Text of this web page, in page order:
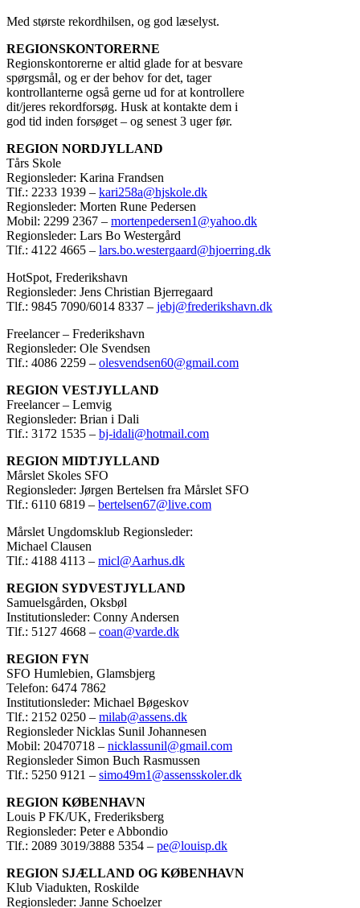
Med største rekordhilsen, og god læselyst.
REGIONSKONTORERNE
Regionskontorerne er altid glade for at besvare
spørgsmål, og er der behov for det, tager
kontrollanterne også gerne ud for at kontrollere
dit/jeres rekordforsøg. Husk at kontakte dem i
god tid inden forsøget – og senest 3 uger før.
REGION NORDJYLLAND
Tårs Skole
Regionsleder: Karina Frandsen
Tlf.: 2233 1939 – kari258a@hjskole.dk
Regionsleder: Morten Rune Pedersen
Mobil: 2299 2367 – mortenpedersen1@yahoo.dk
Regionsleder: Lars Bo Westergård
Tlf.: 4122 4665 – lars.bo.westergaard@hjoerring.dk
HotSpot, Frederikshavn
Regionsleder: Jens Christian Bjerregaard
Tlf.: 9845 7090/6014 8337 – jebj@frederikshavn.dk
Freelancer – Frederikshavn
Regionsleder: Ole Svendsen
Tlf.: 4086 2259 – olesvendsen60@gmail.com
REGION VESTJYLLAND
Freelancer – Lemvig
Regionsleder: Brian i Dali
Tlf.: 3172 1535 – bj-idali@hotmail.com
REGION MIDTJYLLAND
Mårslet Skoles SFO
Regionsleder: Jørgen Bertelsen fra Mårslet SFO
Tlf.: 6110 6819 – bertelsen67@live.com
Mårslet Ungdomsklub Regionsleder:
Michael Clausen
Tlf.: 4188 4113 – micl@Aarhus.dk
REGION SYDVESTJYLLAND
Samuelsgården, Oksbøl
Institutionsleder: Conny Andersen
Tlf.: 5127 4668 – coan@varde.dk
REGION FYN
SFO Humlebien, Glamsbjerg
Telefon: 6474 7862
Institutionsleder: Michael Bøgeskov
Tlf.: 2152 0250 – milab@assens.dk
Regionsleder Nicklas Sunil Johannesen
Mobil: 20470718 – nicklassunil@gmail.com
Regionsleder Simon Buch Rasmussen
Tlf.: 5250 9121 – simo49m1@assensskoler.dk
REGION KØBENHAVN
Louis P FK/UK, Frederiksberg
Regionsleder: Peter e Abbondio
Tlf.: 2089 3019/3888 5354 – pe@louisp.dk
REGION SJÆLLAND OG KØBENHAVN
Klub Viadukten, Roskilde
Regionsleder: Janne Schoelzer